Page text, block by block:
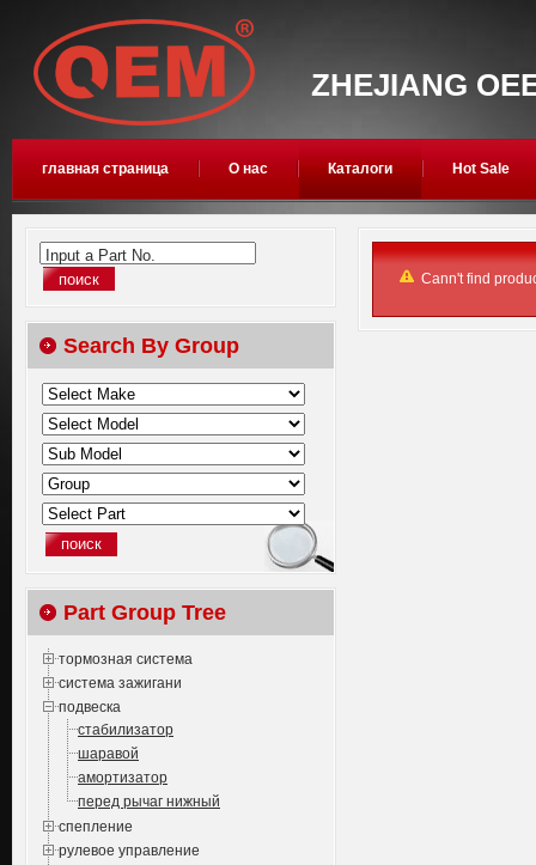
ZHEJIANG
главная страница О нас Каталоги Hot Sale
Cann't find
Input a Part No.
Search By Group
Part Group Tree
тормозная система
система зажигани
подвеска
стабилизатор
шаравой
амортизатор
перед рычаг нижный
спепление
рулевое управление